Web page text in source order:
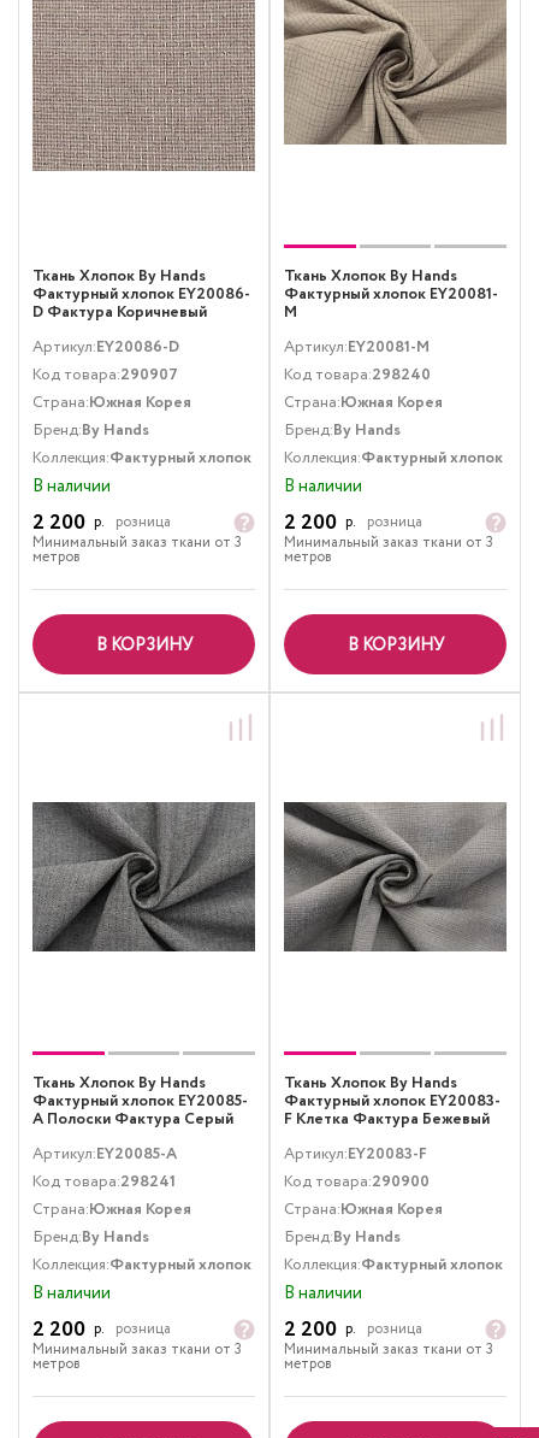
Ткань Хлопок By Hands
Фактурный хлопок EY20086-
D Фактура Коричневый
Артикул:EY20086-D
Код товара:290907
Страна:Южная Корея
Бренд:By Hands
Коллекция:Фактурный хлопок
В наличии
2 200 р.
розница
Минимальный заказ ткани от 3
метров
В КОРЗИНУ
Ткань Хлопок By Hands
Фактурный хлопок EY20081-
M
Артикул:EY20081-M
Код товара:298240
Страна:Южная Корея
Бренд:By Hands
Коллекция:Фактурный хлопок
В наличии
2 200 р.
розница
Минимальный заказ ткани от 3
метров
В КОРЗИНУ
Ткань Хлопок By Hands
Фактурный хлопок EY20085-
A Полоски Фактура Серый
Артикул:EY20085-A
Код товара:298241
Страна:Южная Корея
Бренд:By Hands
Коллекция:Фактурный хлопок
В наличии
2 200 р.
розница
Минимальный заказ ткани от 3
метров
Ткань Хлопок By Hands
Фактурный хлопок EY20083-
F Клетка Фактура Бежевый
Артикул:EY20083-F
Код товара:290900
Страна:Южная Корея
Бренд:By Hands
Коллекция:Фактурный хлопок
В наличии
2 200 р.
розница
Минимальный заказ ткани от 3
метров